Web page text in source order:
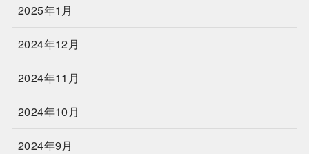
2025年1月
2024年12月
2024年11月
2024年10月
2024年9月